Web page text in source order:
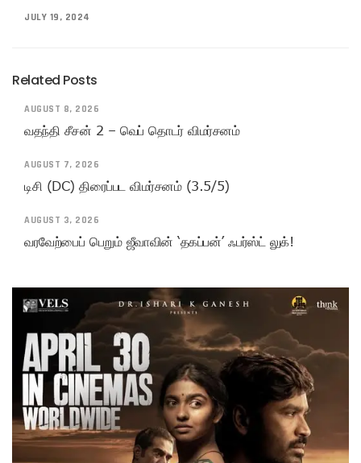
JULY 19, 2024
Related Posts
AUGUST 8, 2026
வதந்தி சீசன் 2 – வெப் தொடர் விமர்சனம்
AUGUST 7, 2026
டிசி (DC) திரைப்பட விமர்சனம் (3.5/5)
AUGUST 3, 2026
வரவேற்பைப் பெறும் ஜீவாவின் ‘தகப்பன்’ ஃபர்ஸ்ட் லுக்!